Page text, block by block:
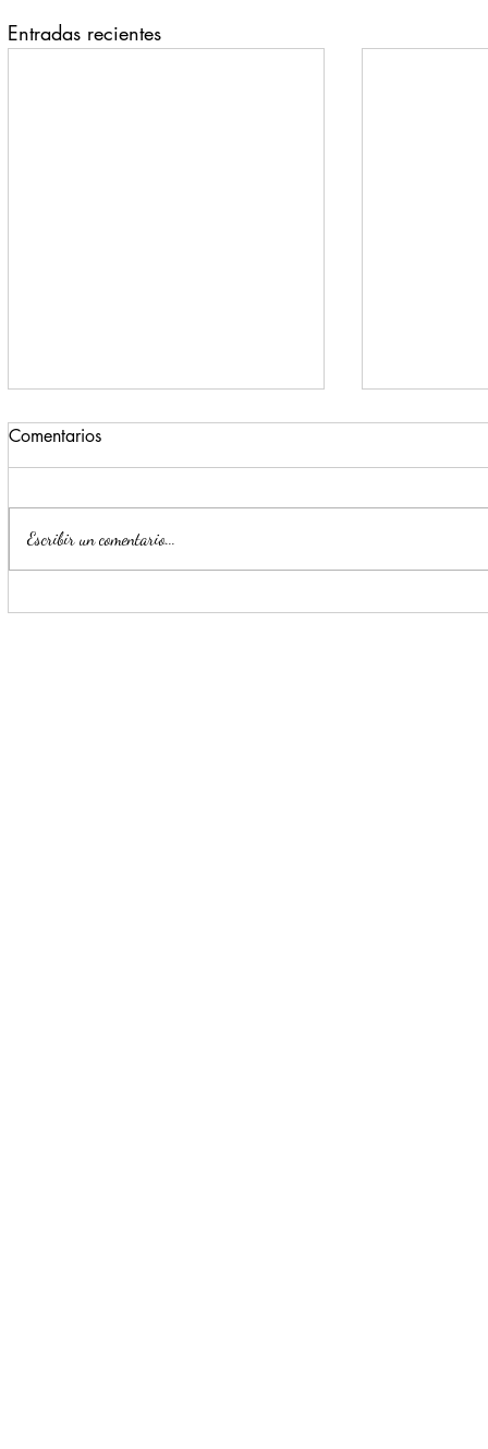
Entradas recientes
Impulsa Mijes 'Modo
Para
Comentarios
Escribir un comentario...